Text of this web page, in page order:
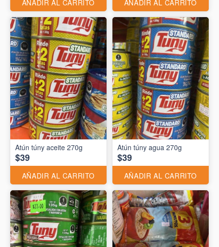
AÑADIR AL CARRITO AÑADIR AL CARRITO
Atún túny aceite 270g
$39
AÑADIR AL CARRITO
Atún túny agua 270g
$39
AÑADIR AL CARRITO